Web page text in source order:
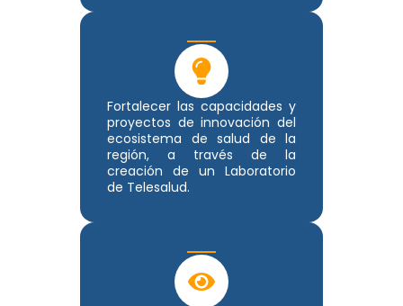
Fortalecer las capacidades y
proyectos de innovación del
ecosistema de salud de la
región, a través de la
creación de un Laboratorio
de Telesalud.